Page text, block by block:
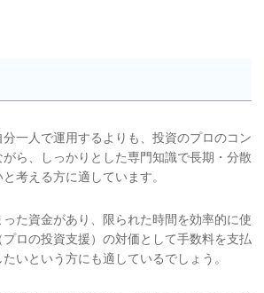
一人で運用するよりも、投資のプロのコン
ら、しっかりとした専門知識で長期・分散
考える方に適しています。
った資金があり、限られた時間を効率的に使
ロの投資支援）の対価として手数料を支払
いという方にも適しているでしょう。